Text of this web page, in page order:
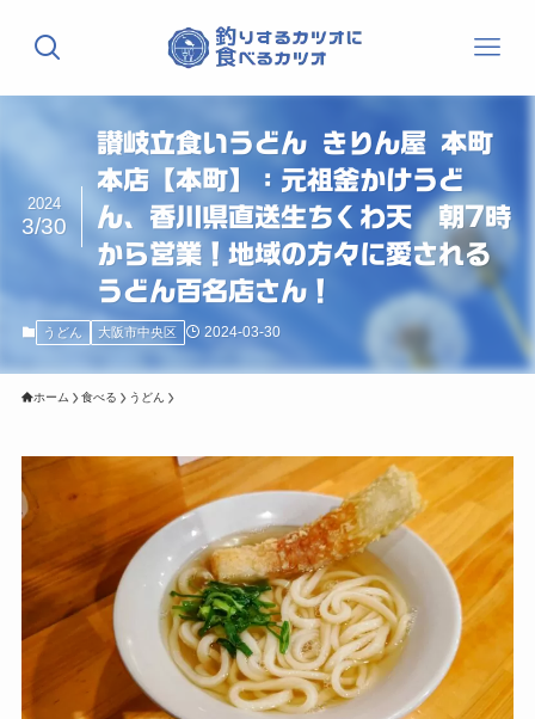
讃岐立食いうどん きりん屋 本町
本店【本町】：元祖釜かけうど
ん、香川県直送生ちくわ天 朝7時
から営業！地域の方々に愛される
うどん百名店さん！
2024
3/30
うどん 大阪市中央区 2024-03-30
ホーム 食べる うどん